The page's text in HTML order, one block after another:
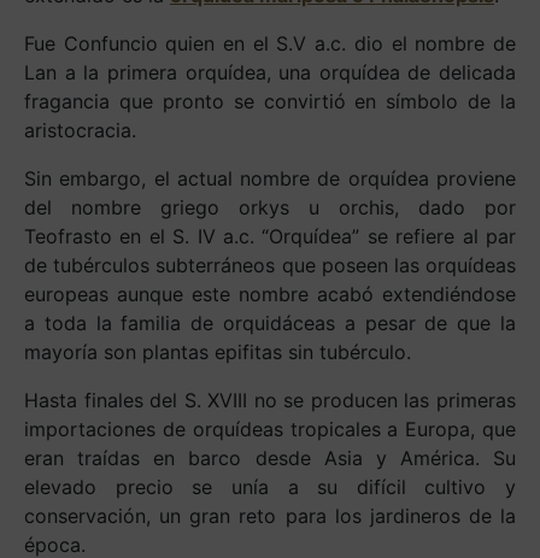
Fue Confuncio quien en el S.V a.c. dio el nombre de
Lan a la primera orquídea, una orquídea de delicada
fragancia que pronto se convirtió en símbolo de la
aristocracia.
Sin embargo, el actual nombre de orquídea proviene
del nombre griego orkys u orchis, dado por
Teofrasto en el S. IV a.c. “Orquídea” se refiere al par
de tubérculos subterráneos que poseen las orquídeas
europeas aunque este nombre acabó extendiéndose
a toda la familia de orquidáceas a pesar de que la
mayoría son plantas epifitas sin tubérculo.
Hasta finales del S. XVIII no se producen las primeras
importaciones de orquídeas tropicales a Europa, que
eran traídas en barco desde Asia y América. Su
elevado precio se unía a su difícil cultivo y
conservación, un gran reto para los jardineros de la
época.